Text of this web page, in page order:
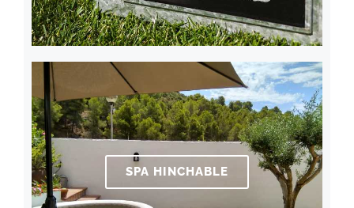
SPA HINCHABLE